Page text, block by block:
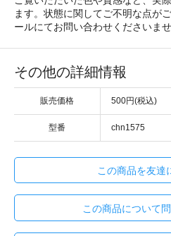
ます。状態に関してご不明な点が
ールにてお問い合わせくださいませ
その他の詳細情報
販売価格 500円(税込)
型番 chn1575
この商品を友達
この商品について